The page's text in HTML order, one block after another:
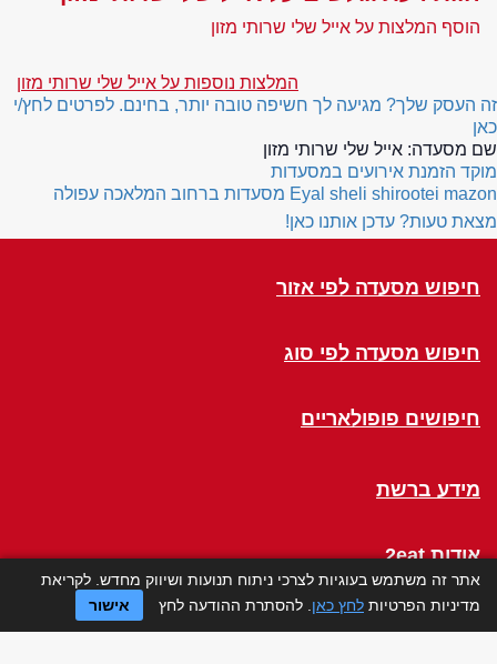
הוסף המלצות על אייל שלי שרותי מזון
המלצות נוספות על אייל שלי שרותי מזון
זה העסק שלך? מגיעה לך חשיפה טובה יותר, בחינם. לפרטים לחץ/י
כאן
שם מסעדה: אייל שלי שרותי מזון
מוקד הזמנת אירועים במסעדות
Eyal sheli shirootei mazon מסעדות ברחוב המלאכה עפולה
מצאת טעות? עדכן אותנו כאן!
חיפוש מסעדה לפי אזור
חיפוש מסעדה לפי סוג
חיפושים פופולאריים
מידע ברשת
אודות 2eat
Click a Table
אתר זה משתמש בעוגיות לצרכי ניתוח תנועות ושיווק מחדש. לקריאת
מדיניות הפרטיות לחץ כאן . להסתרת ההודעה לחץ אישור